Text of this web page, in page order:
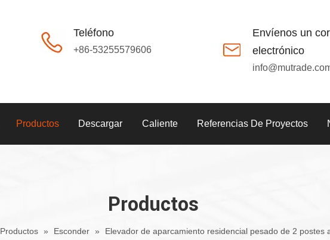
Teléfono
+86-53255579606
Envíenos un
electrónico
Productos Descargar Caliente Referencias De Proyectos
Productos
Productos » Esconder » Elevador de aparcamiento residencial pesado de 2 postes